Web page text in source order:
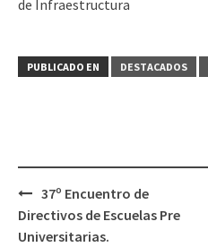
de Infraestructura
PUBLICADO EN DESTACADOS
Navegación
de
entradas
37º Encuentro de
Directivos de Escuelas Pre
Universitarias.